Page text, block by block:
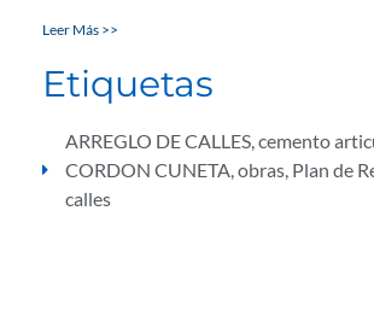
Leer Más >>
Etiquetas
ARREGLO DE CALLES,cemento
CORDON CUNETA,obras, Plan de
calles